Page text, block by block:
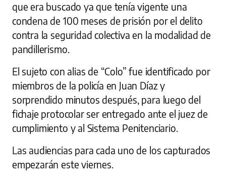
que era buscado ya que tenía vigente una
condena de 100 meses de prisión por el delito
contra la seguridad colectiva en la modalidad de
pandillerismo.
El sujeto con alias de “Colo” fue identificado por
miembros de la policía en Juan Díaz y
sorprendido minutos después, para luego del
fichaje protocolar ser entregado ante el juez de
cumplimiento y al Sistema Penitenciario.
Las audiencias para cada uno de los capturados
empezarán este viernes.